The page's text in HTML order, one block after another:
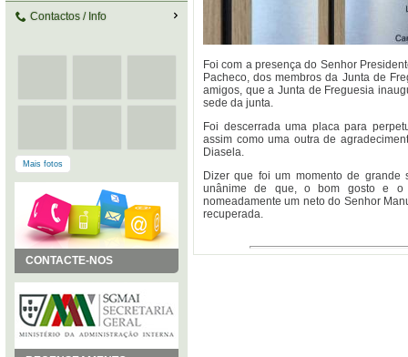
Contactos / Info
Mais fotos
CONTACTE-NOS
Foi com a presença do Senhor
Pacheco, dos membros da Junta de
amigos, que a Junta de Freguesia
sede da junta.
Foi descerrada uma placa para
assim como uma outra de
Diasela.
Dizer que foi um momento de
unânime de que, o bom gosto e o
nomeadamente um neto do Senhor
recuperada.